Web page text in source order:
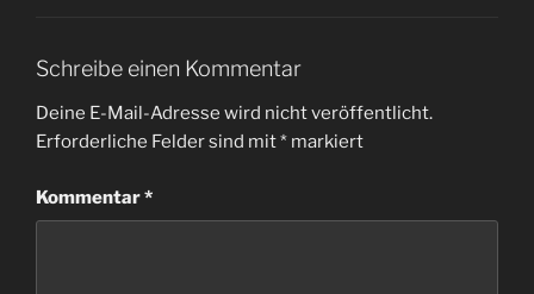
Schreibe einen Kommentar
Deine E-Mail-Adresse wird nicht veröffentlicht.
Erforderliche Felder sind mit* markiert
Kommentar*